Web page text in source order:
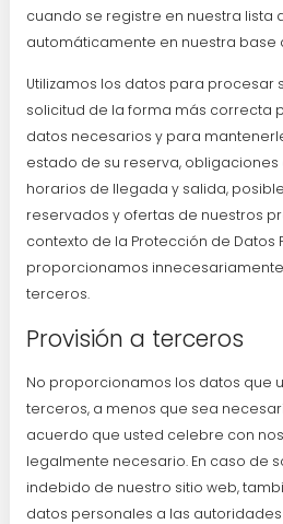
cuando se registre en nuestra lista
automáticamente en nuestra base
Utilizamos los datos para procesar
solicitud de la forma más correcta
datos necesarios y para
estado de su reserva,
horarios de llegada y salida,
reservados y ofertas de nuestros
contexto de la Protección de Datos
proporcionamos
terceros.
Provisión a terceros
No proporcionamos los datos que
terceros, a menos que sea
acuerdo que usted celebre con
legalmente necesario. En caso de
indebido de nuestro sitio web,
datos personales a las